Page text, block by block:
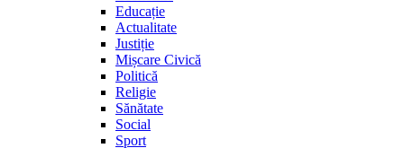
Educație
Actualitate
Justiție
Mișcare Civică
Politică
Religie
Sănătate
Social
Sport